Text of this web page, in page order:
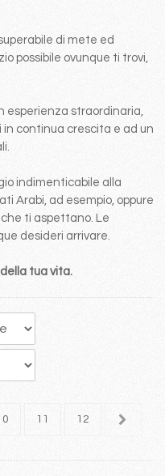
di mete ed
possibile ovunque ti trovi,
esperienza straordinaria,
continua crescita e ad un
indimenticabile alla
Arabi, ad esempio, oppure
ti aspettano. Le
desideri arrivare.
tua vita.
11 12 13